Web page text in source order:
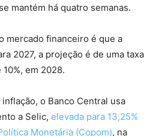
mantém há quatro semanas.
mercado financeiro é que a
2027, a projeção é de uma taxa
em 2028.
o Banco Central usa
a Selic, elevada para 13,25%
Monetária (Copom), na